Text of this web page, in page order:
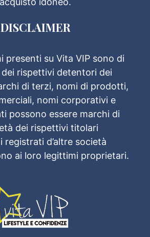
DISCLAIMER
presenti su Vita VIP sono di
rispettivi detentori dei
di terzi, nomi di prodotti,
nomi corporativi e
possono essere marchi di
dei rispettivi titolari
registrati d’altre società
ai loro legittimi proprietari.